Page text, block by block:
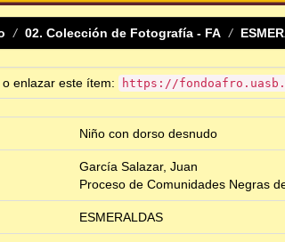
02. Colección de Fotografía - FA
enlazar este ítem: https://
Niño con dorso desnudo
García Salazar, Juan
Proceso de Comunidades Negras
ESMERALDAS